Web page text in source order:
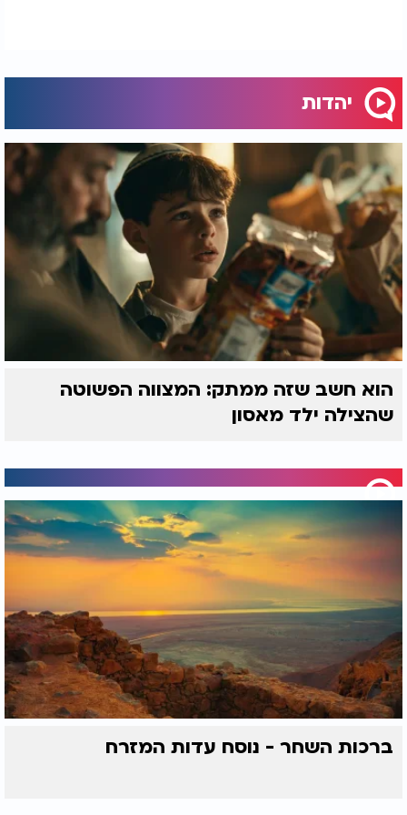
הנס הגדול התרחש שבוע אחד בלבד לאחר אותו ביקור
מסתורי של הבבא סאלי בקברו של בן גוריון. אותו אב,
שהיה שבוי בידי יצריו ודחפיו לחלל שבת, עבר שינוי
פתאומי ובלתי מוסבר. הוא חזר בתשובה שלמה, החל
לשמור מצוות בדקדוק והפך לאדם אחר לגמרי.
הקשר בין האירועים הפך ברור: ברגע שהבבא סאלי פעל
בדרכים נסתרות ותיקן את שורש נשמתו של הסנדק, דוד
בן גוריון, נשבר המחסום הרוחני שמנע מאותו אב
להתקרב אל אביו שבשמיים. הסיפור המופלא הזה
מלמדנו על כוחם של צדיקים לפעול מעבר לזמן
ולמקום, ולתקן נשמות גם ממרחקי הדורות.
יהדות
הוא חשב שזה ממתק: המצווה הפשוטה
שהצילה ילד מאסון
ברכות השחר - נוסח עדות המזרח